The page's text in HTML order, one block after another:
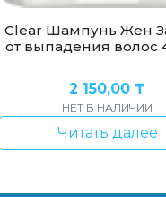
Clear Шампунь Жен
от выпадения волос
2 150,00 ₸
НЕТ В НАЛИЧИИ
Читать далее